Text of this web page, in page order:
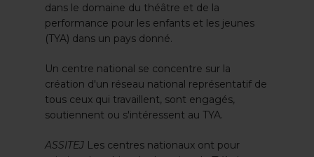
dans le domaine du théâtre et de la
performance pour les enfants et les jeunes
(TYA) dans un pays donné.
Un centre national se concentre sur la
création d'un réseau national représentatif de
tous ceux qui travaillent, sont engagés,
soutiennent ou s'intéressent au TYA.
ASSITEJ Les centres nationaux ont pour